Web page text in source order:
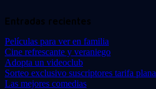
Entradas recientes
Películas para ver en familia
Cine refrescante y veraniego
Adopta un videoclub
Sorteo exclusivo suscriptores tarifa plana
Las mejores comedias